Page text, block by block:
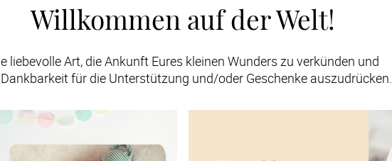
Willkommen auf der Welt!
liebevolle Art, die Ankunft Eures kleinen Wunders zu verkünden und
Dankbarkeit für die Unterstützung und/oder Geschenke auszudrücken.